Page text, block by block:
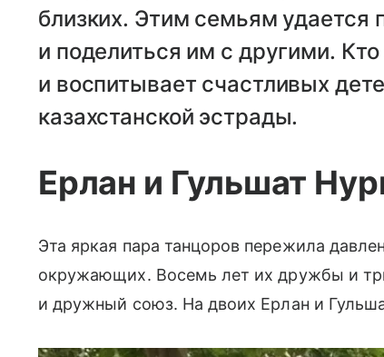
близких. Этим семьям удается
и поделиться им с другими.
и воспитывает счастливых
казахстанской эстрады.
Ерлан и Гульшат
Эта яркая пара танцоров пережила
окружающих. Восемь лет их дружбы и
и дружный союз. На двоих Ерлан и